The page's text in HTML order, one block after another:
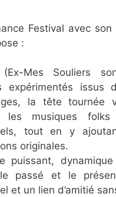
Festival avec
:
(Ex-Mes Souliers
expérimentés issus
la tête tournée
les musiques
tout en y
originales.
puissant,
passé et le
et un lien d’amitié